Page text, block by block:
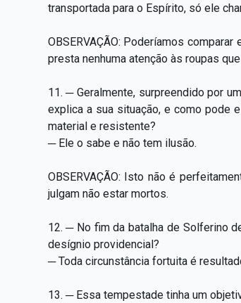
transportada para o Espírito, só ele
OBSERVAÇÃO: Poderíamos
presta nenhuma atenção às roupas
11. ─ Geralmente, surpreendido por
explica a sua situação, e como pode
material e resistente?
─ Ele o sabe e não tem ilusão.
OBSERVAÇÃO: Isto não é
julgam não estar mortos.
12. ─ No fim da batalha de Solferino
desígnio providencial?
─ Toda circunstância fortuita é
13. ─ Essa tempestade tinha um